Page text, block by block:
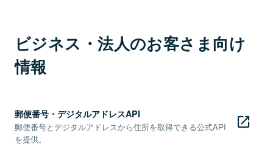
ビジネス・法人のお客さま向け
情報
郵便番号・デジタルアドレスAPI
郵便番号とデジタルアドレスから住所を取得できる公式API
を提供。